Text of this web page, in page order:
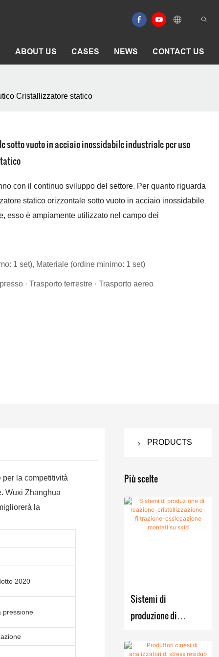
ABOUT US CASES NEWS CONTACT US
Cristallizzatore statico
sotto vuoto in acciaio inossidabile industriale per uso
con il continuo sviluppo del settore. Per quanto riguarda
statico orizzontale sotto vuoto in acciaio inossidabile
esso è ampiamente utilizzato nel campo dei
1 set), Materiale (ordine minimo: 1 set)
· Trasporto terrestre · Trasporto aereo
la competitività
Wuxi Zhanghua
la
2020
pressione
PRODUCTS
a filtro
Filtro
Nutsche
Nutsche
agitato /
ore
Macchina
per
ore
sottovuot
a doppio
per la
fermentazio
Bollitore
Miscelatore
Più scelte
Sistemi di
produzione di
cristallizzazione-